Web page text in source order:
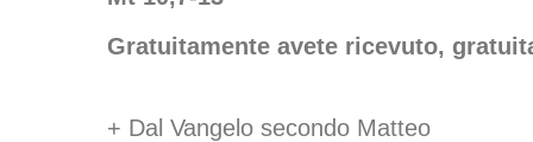
Gratuitamente avete ricevuto,
+ Dal Vangelo secondo Matteo